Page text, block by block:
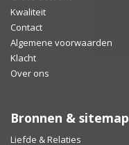
Kwaliteit
Contact
Algemene voorwaarden
Klacht
Over ons
Bronnen & sitemap
Liefde & Relaties